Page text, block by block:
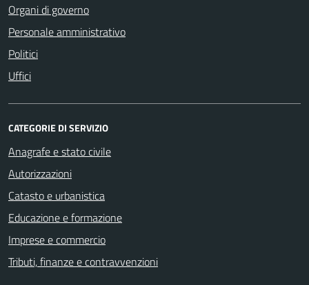
Organi di governo
Personale amministrativo
Politici
Uffici
CATEGORIE DI SERVIZIO
Anagrafe e stato civile
Autorizzazioni
Catasto e urbanistica
Educazione e formazione
Imprese e commercio
Tributi, finanze e contravvenzioni